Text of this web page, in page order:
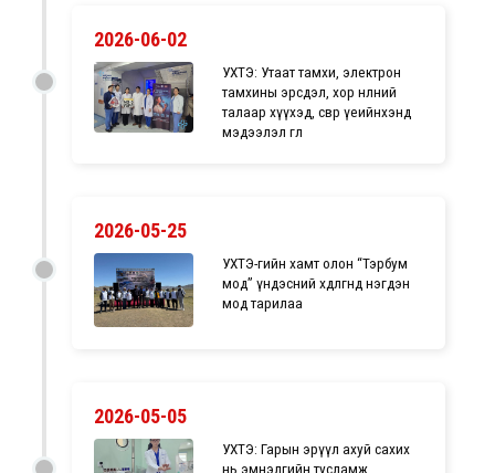
2026-06-02
УХТЭ: Утаат тамхи, электрон
тамхины эрсдэл, хор нөлөөний
талаар хүүхэд, өсвөр үеийнхэнд
мэдээлэл өглөө
2026-05-25
УХТЭ-гийн хамт олон “Тэрбум
мод” үндэсний хөдөлгөөнд нэгдэн
мод тарилаа
2026-05-05
УХТЭ: Гарын эрүүл ахуй сахих
нь эмнэлгийн тусламж